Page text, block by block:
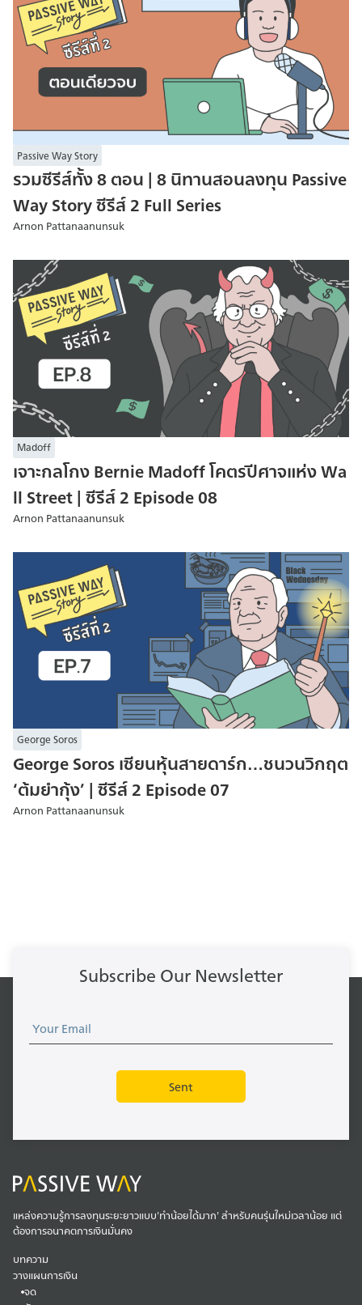
Passive Way Story
รวมซีรีส์ทั้ง 8 ตอน | 8 นิทานสอนลงทุน Passive
Way Story ซีรีส์ 2 Full Series
Arnon Pattanaanunsuk
Madoff
เจาะกลโกง Bernie Madoff โคตรปีศาจแห่ง Wa
ll Street | ซีรีส์ 2 Episode 08
Arnon Pattanaanunsuk
George Soros
George Soros เซียนหุ้นสายดาร์ก…ชนวนวิกฤต
‘ต้มยำกุ้ง’ | ซีรีส์ 2 Episode 07
Arnon Pattanaanunsuk
Subscribe Our Newsletter
แหล่งความรู้การลงทุนระยะยาวแบบ'ทำน้อยได้มาก' สำหรับคนรุ่นใหม่เวลาน้อย แต่
ต้องการอนาคตการเงินมั่นคง
บทความ
วางแผนการเงิน
จด